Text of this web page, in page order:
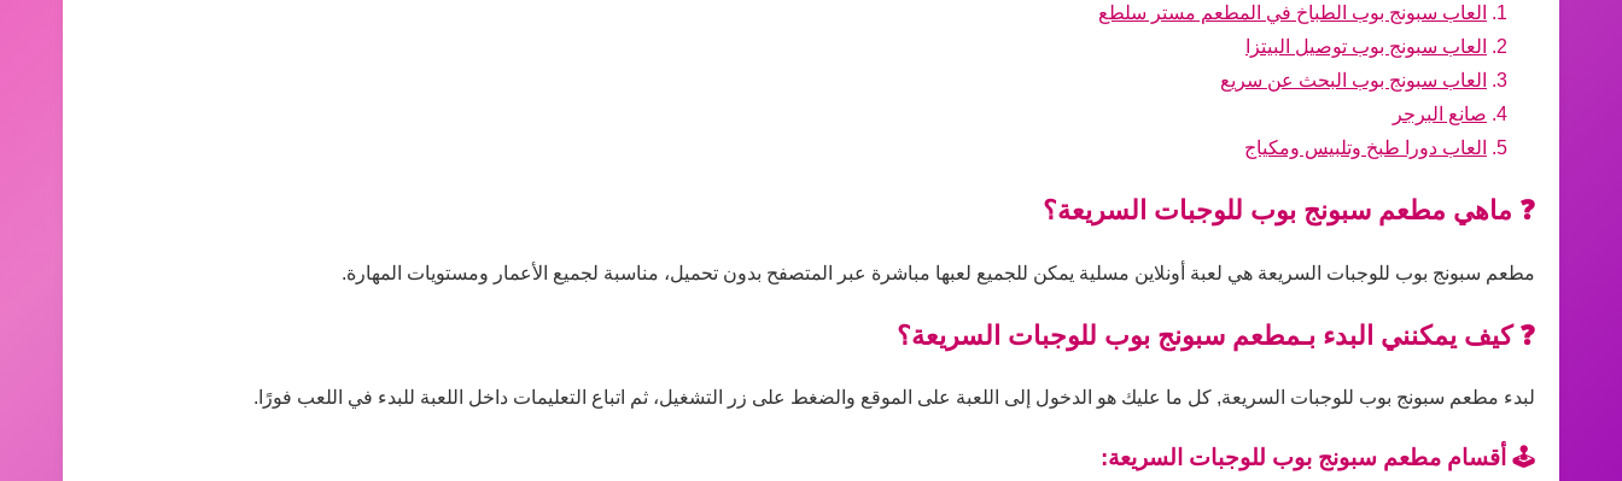
العاب سبونج بوب الطباخ في المطعم مستر سلطع
العاب سبونج بوب توصيل البيتزا
العاب سبونج بوب البحث عن سريع
صانع البرجر
العاب دورا طبخ وتلبيس ومكياج
❓ ماهي مطعم سبونج بوب للوجبات السريعة؟
مطعم سبونج بوب للوجبات السريعة هي لعبة أونلاين مسلية يمكن للجميع لعبها مباشرة عبر المتصفح بدون تحميل، مناسبة لجميع الأعمار ومستويات المهارة.
❓ كيف يمكنني البدء بـمطعم سبونج بوب للوجبات السريعة؟
لبدء مطعم سبونج بوب للوجبات السريعة, كل ما عليك هو الدخول إلى اللعبة على الموقع والضغط على زر التشغيل، ثم اتباع التعليمات داخل اللعبة للبدء في اللعب فورًا.
🕹️ أقسام مطعم سبونج بوب للوجبات السريعة: